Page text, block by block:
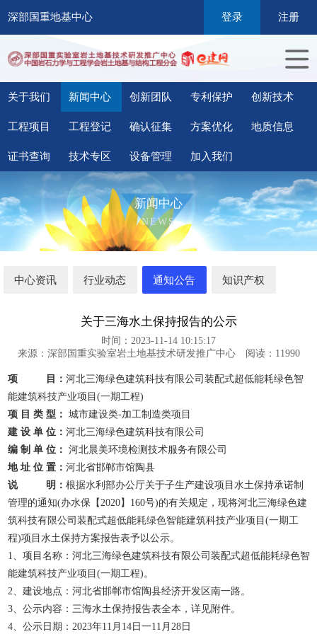
深部国重地基中心 注册
登录
关于我们 新闻中心 创新团队 专利保护 创新技术
工程项目 工程登记 确认征集 方案优化 地质信息
证书查询 技术专区 设备管理 加入我们
新闻中心
NEWS
中心资讯 行业动态 通知公告 知识产权
关于三海水土保持报告的公示
时间：2023-11-14 10:15:17
来源：深部国重实验室岩土地基技术研发推广中心
阅读： 11990
项 目： 河北三海绿色建筑科技有限公司装配式超低能耗绿色智
能建筑科技产业项目(一期工程)
项 目 类 型： 城市建设类-加工制造类项目
建 设 单 位： 河北三海绿色建筑科技有限公司
编 制 单 位： 河北晨美环境检测技术服务有限公司
地 址 位 置： 河北省邯郸市馆陶县
说 明： 根据水利部办公厅关于子生产建设项目水土保持承诺制
管理的通知(办水保【2020】160号)的有关规定，现将河北三海绿色建
筑科技有限公司装配式超低能耗绿色智能建筑科技产业项目(一期工
程)项目水土保持方案报告表予以公示。
1、项目名称：河北三海绿色建筑科技有限公司装配式超低能耗绿色智
能建筑科技产业项目(一期工程)。
2、建设地点：河北省邯郸市馆陶县经济开发区南一路。
3、公示内容：三海水土保持报告表全本，详见附件。
4、公示日期：2023年11月14日一11月28日